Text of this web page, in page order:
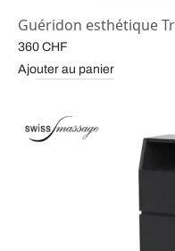
Guéridon esthétique
360 CHF
Ajouter au panier